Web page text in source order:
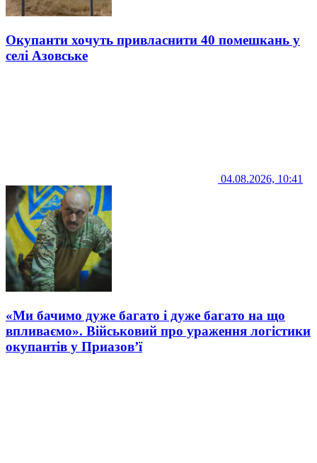
Окупанти хочуть привласнити 40 помешкань у
селі Азовське
04.08.2026, 10:41
«Ми бачимо дуже багато і дуже багато на що
впливаємо». Військовий про ураження логістики
окупантів у Приазов’ї